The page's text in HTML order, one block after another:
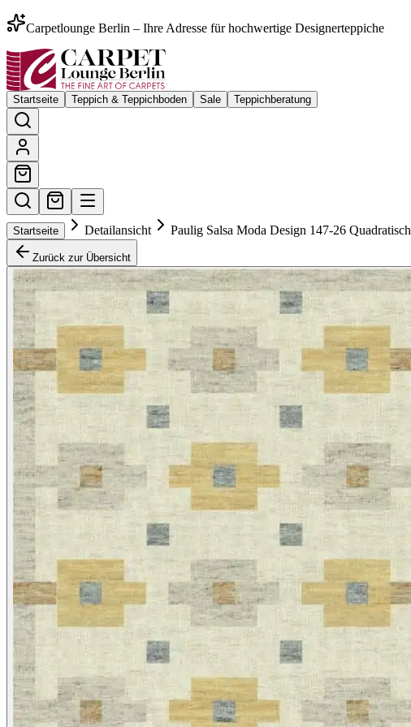
Carpetlounge Berlin – Ihre Adresse für hochwertige Designerteppiche
Startseite Teppich & Teppichboden Sale Teppichberatung
Startseite Detailansicht Paulig Salsa Moda Design 147-26 Quadratisch
Zurück zur Übersicht